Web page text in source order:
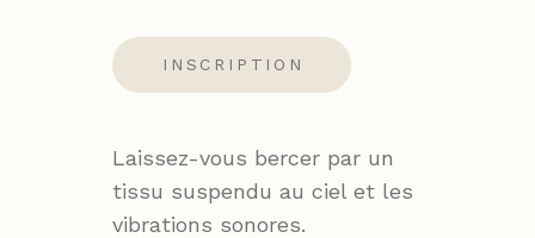
INSCRIPTION
Laissez-vous bercer par un
tissu suspendu au ciel et les
vibrations sonores.